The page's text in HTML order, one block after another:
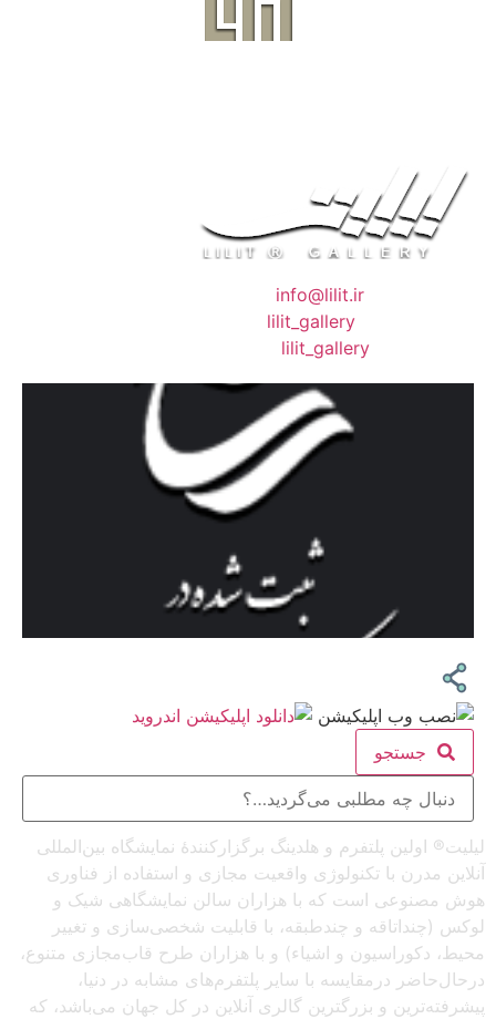
info@lilit.ir
lilit_gallery
lilit_gallery
جستجو
لیلیت® اولین پلتفرم و هلدینگ برگزارکنندهٔ نمایشگاه بین‌المللی
آنلاین مدرن با تکنولوژی واقعیت مجازی و استفاده از فناوری
هوش مصنوعی است که با هزاران سالن نمایشگاهی شیک و
لوکس (چنداتاقه و چندطبقه، با قابلیت شخصی‌سازی و تغییر
محیط، دکوراسیون و اشیاء) و با هزاران طرح قاب‌مجازی متنوع،
درحال‌حاضر درمقایسه با سایر پلتفرم‌های مشابه در دنیا،
پیشرفته‌ترین و بزرگترین گالری آنلاین در کل جهان می‌باشد، که